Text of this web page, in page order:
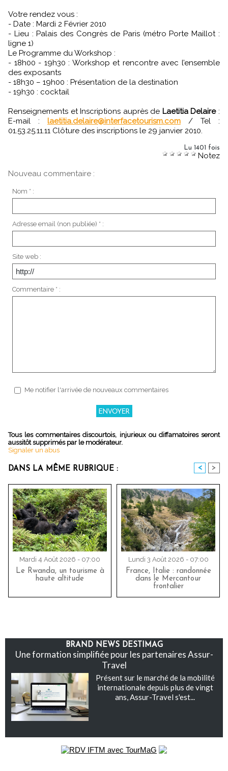
Votre rendez vous :
- Date : Mardi 2 Février 2010
- Lieu : Palais des Congrès de Paris (métro Porte Maillot :
ligne 1)
Le Programme du Workshop :
- 18h00 - 19h30 : Workshop et rencontre avec l’ensemble
des exposants
- 18h30 – 19h00 : Présentation de la destination
- 19h30 : cocktail
Renseignements et Inscriptions auprès de Laetitia Delaire:
E-mail : laetitia.delaire@interfacetourism.com / Tel :
01.53.25.11.11 Clôture des inscriptions le 29 janvier 2010.
Lu 1401 fois
Notez
Nouveau commentaire :
Nom * :
Adresse email (non publiée) * :
Site web :
Commentaire * :
Me notifier l'arrivée de nouveaux commentaires
Tous les commentaires discourtois, injurieux ou diffamatoires seront
aussitôt supprimés par le modérateur.
Signaler un abus
DANS LA MÊME RUBRIQUE : < >
Mardi 4 Août 2026 - 07:00
Le Rwanda, un tourisme à
haute altitude
Lundi 3 Août 2026 - 07:00
France, Italie : randonnée
dans le Mercantour
frontalier
BRAND NEWS DESTIMAG
Une formation simplifiée pour les partenaires Assur-
Travel
Présent sur le marché de la mobilité
internationale depuis plus de vingt
ans, Assur-Travel s'est...